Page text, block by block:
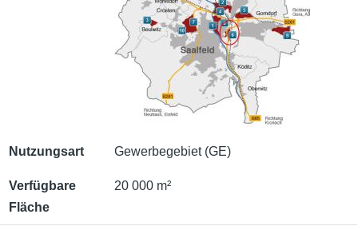
Nutzungsart Gewerbegebiet (GE)
Verfügbare
Fläche
20 000 m²